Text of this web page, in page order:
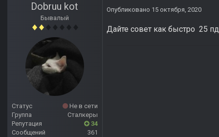
Dobruu kot
Бывалый
Статус
Не в сети
Группа
Сталкеры
Репутация
34
Сообщений
361
Опубликовано 15 октября, 2020
Дайте совет как быстро 25